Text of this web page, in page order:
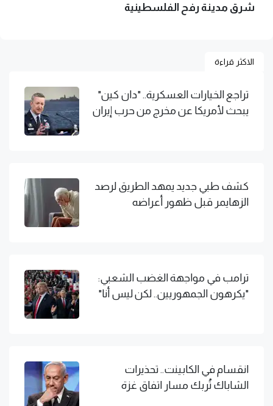
شرق مدينة رفح الفلسطينية
الاكثر قراءة
تراجع الخيارات العسكرية.. "دان كين"
يبحث لأمريكا عن مخرج من حرب إيران
كشف طبي جديد يمهد الطريق لرصد
الزهايمر قبل ظهور أعراضه
ترامب في مواجهة الغضب الشعبي:
"يكرهون الجمهوريين.. لكن ليس أنا"
انقسام في الكابينت.. تحذيرات
الشاباك تُربك مسار اتفاق غزة